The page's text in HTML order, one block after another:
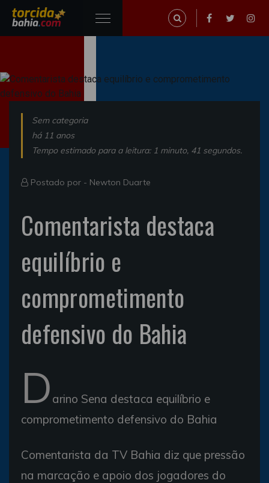
Sem categoria
há 11 anos
Tempo estimado para a leitura: 1 minuto, 41 segundos.
Postado por - Newton Duarte
Comentarista destaca
equilíbrio e
comprometimento
defensivo do Bahia
D arino Sena destaca equilíbrio e
comprometimento defensivo do Bahia
Comentarista da TV Bahia diz que pressão
na marcação e apoio dos jogadores do